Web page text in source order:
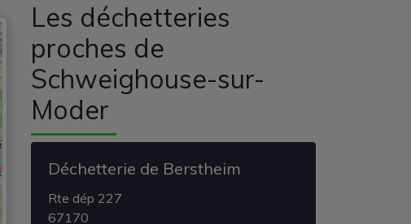
Les déchetteries
proches de
Schweighouse-sur-
Moder
Déchetterie de Berstheim
Rte dép 227
67170